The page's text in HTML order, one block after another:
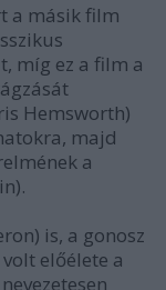
a másik film
míg ez a film a
Hemsworth)
majd
a
is, a gonosz
előélete a